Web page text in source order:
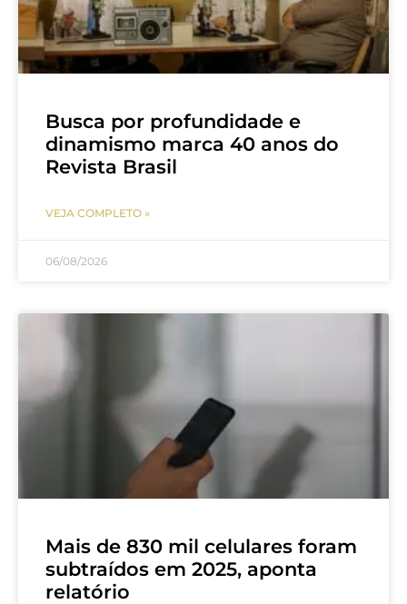
Busca por profundidade e
dinamismo marca 40 anos do
Revista Brasil
VEJA COMPLETO »
06/08/2026
Mais de 830 mil celulares foram
subtraídos em 2025, aponta
relatório